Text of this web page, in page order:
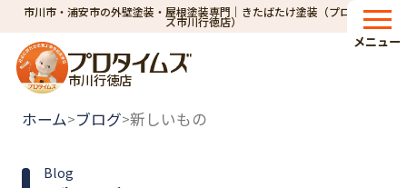
市川市・浦安市の外壁塗装・屋根塗装専門｜きたばたけ塗装（プロタイム
ズ市川行徳店）
市川行徳店
メニュー
ホーム>ブログ>新しいもの
Blog